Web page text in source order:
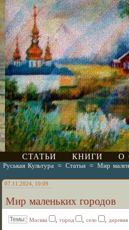
СТАТЬИ КНИГИ О
Руськая Культура ≈ Статьи ≈ Мир
07.11.2024, 10:09
Мир маленьких городов
Москва , город , село , деревня